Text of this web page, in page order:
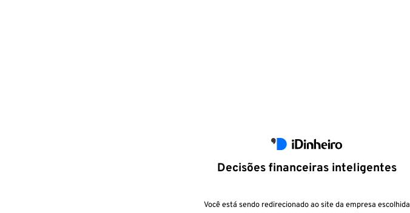
Decisões financeiras inteligentes
Você está sendo redirecionado ao site da empresa escolhida